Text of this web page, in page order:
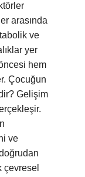
arasında
ve
yer
hem
Çocuğun
Gelişim
ve
çevresel